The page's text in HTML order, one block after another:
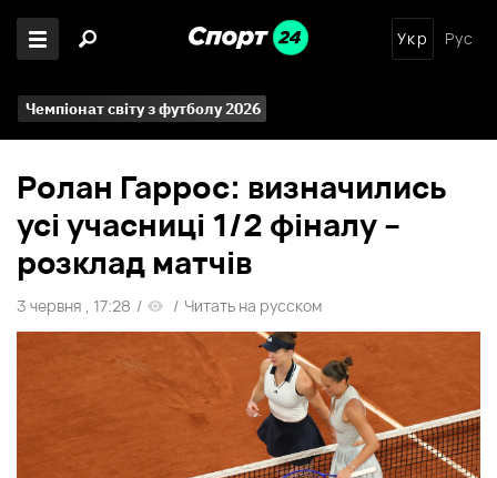
Укр Рус
Чемпіонат світу з футболу 2026
Ролан Гаррос: визначились
усі учасниці 1/2 фіналу –
розклад матчів
3 червня , 17:28 / / Читать на русском